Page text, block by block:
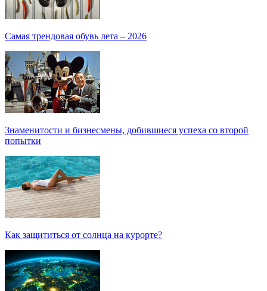
Самая трендовая обувь лета – 2026
Знаменитости и бизнесмены, добившиеся успеха со второй
попытки
Как защититься от солнца на курорте?